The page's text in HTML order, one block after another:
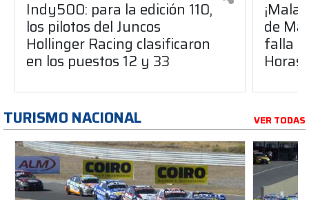
Indy500: para la edición 110,
los pilotos del Juncos
Hollinger Racing clasificaron
en los puestos 12 y 33
de
falla
TURISMO NACIONAL VER TODAS